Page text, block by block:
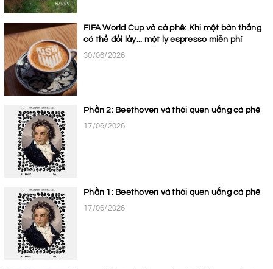
FIFA World Cup và cà phê: Khi một bàn thắng
có thể đổi lấy... một ly espresso miễn phí
30/06/2026
Phần 2: Beethoven và thói quen uống cà phê
17/06/2026
Phần 1: Beethoven và thói quen uống cà phê
17/06/2026